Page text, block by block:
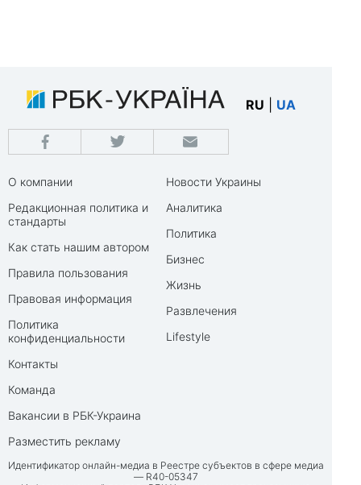
RU UA
О компании
Редакционная политика и
стандарты
Как стать нашим автором
Правила пользования
Правовая информация
Политика
конфиденциальности
Контакты
Команда
Вакансии в РБК-Украина
Разместить рекламу
Новости Украины
Аналитика
Политика
Бизнес
Жизнь
Развлечения
Lifestyle
Идентификатор онлайн-медиа в Реестре субъектов в сфере медиа
— R40-05347